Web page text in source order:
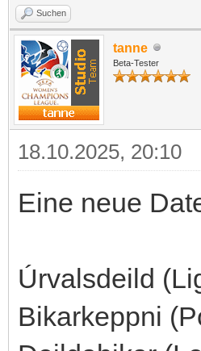
Suchen
tanne
Beta-Tester
18.10.2025, 20:10
Eine neue
Úrvalsdeild
Bikarkeppni